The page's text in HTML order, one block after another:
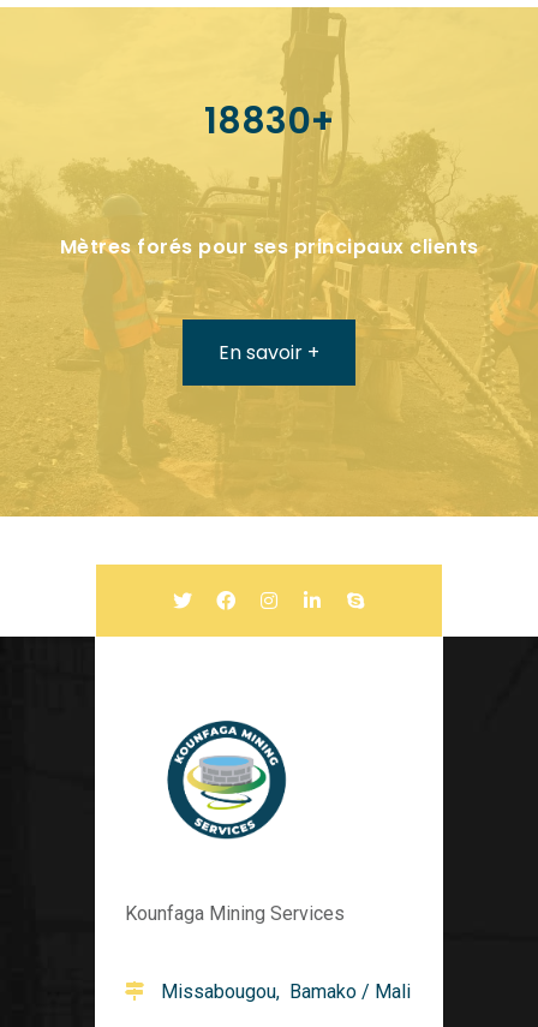
20000+
Mètres forés pour ses principaux clients
En savoir +
Kounfaga Mining Services
Missabougou, Bamako / Mali